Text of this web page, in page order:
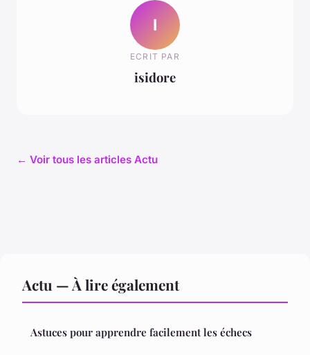
I
ECRIT PAR
isidore
← Voir tous les articles Actu
Actu — À lire également
Astuces pour apprendre facilement les échecs